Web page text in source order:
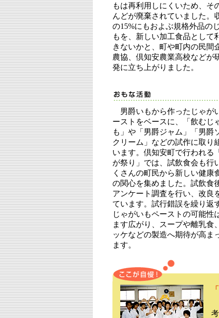
もは再利用しにくいため、そ
んどが廃棄されていました。
の15%にもおよぶ規格外品の
もを、新しい加工食品として
きないかと、町や町内の民間
農協、倶知安農業高校などが
発に立ち上がりました。
男爵いもから作ったじゃが
ーストをベースに、「飲むじ
も」や「男爵ジャム」「男爵
クリーム」などの試作に取り
います。倶知安町で行われる
が祭り」では、試飲食会も行
くさんの町民から新しい健康
の関心を集めました。試飲食
アンケート調査を行い、改良
ています。試行錯誤を繰り返
じゃがいもペーストの可能性
ます広がり、スープや離乳食
ッケなどの製造へ期待が高ま
ます。